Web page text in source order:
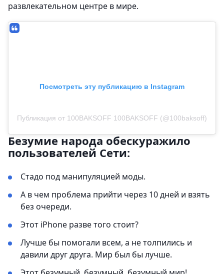
развлекательном центре в мире.
Посмотреть эту публикацию в Instagram
Публикация от 100BAKSOFF 100BAKSOFF (@100baksoff)
Безумие народа обескуражило
пользователей Сети:
Стадо под манипуляцией моды.
А в чем проблема прийти через 10 дней и взять
без очереди.
Этот iPhone разве того стоит?
Лучше бы помогали всем, а не толпились и
давили друг друга. Мир был бы лучше.